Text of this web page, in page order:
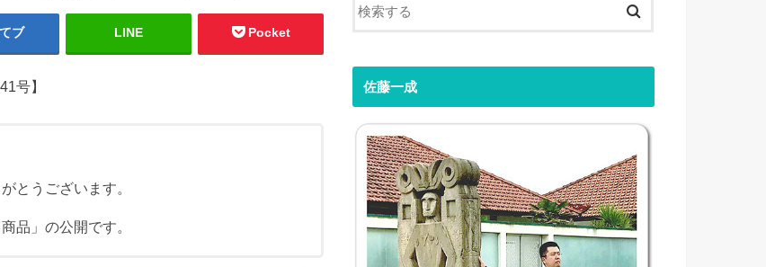
ブ LINE Pocket
号】
とうございます。
品」の公開です。
佐藤一成